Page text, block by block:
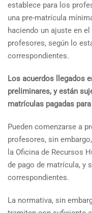
establece para los
una pre-matrícula
haciendo un ajuste en
profesores, según lo
correspondientes.
Los acuerdos llegados
preliminares, y están
matrículas pagadas
Pueden comenzarse a
profesores, sin
la Oficina de Recursos
de pago de matrícula, y
correspondientes.
La normativa, sin